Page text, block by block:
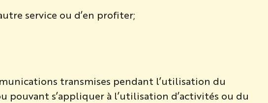
service ou d’en profiter;
transmises pendant l’utilisation du
pouvant s’appliquer à l’utilisation d’activités ou du